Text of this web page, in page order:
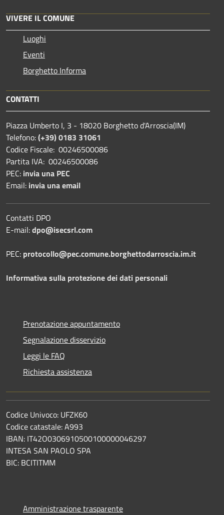
VIVERE IL COMUNE
Luoghi
Eventi
Borghetto Informa
CONTATTI
Piazza Umberto I, 3 - 18020 Borghetto d'Arroscia(IM)
Telefono:(+39) 0183 31061
Codice Fiscale: 00246500086
Partita IVA: 00246500086
PEC: invia una PEC
Email: invia una email
Contatti DPO
E-mail:dpo@isecsrl.com
PEC: protocollo@pec.comune.borghettodarroscia.im.it
Informativa sulla protezione dei dati personali
Prenotazione appuntamento
Segnalazione disservizio
Leggi le FAQ
Richiesta assistenza
Codice Univoco: UFZK60
Codice catastale: A993
IBAN: IT42O0306910500100000046297
INTESA SAN PAOLO SPA
BIC: BCITITMM
Amministrazione trasparente